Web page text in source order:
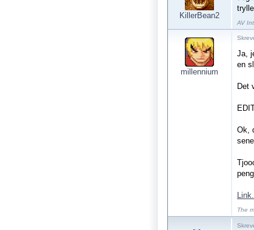
KillerBean2
AV
millennium
Ja,
en
Det
Ok,
The